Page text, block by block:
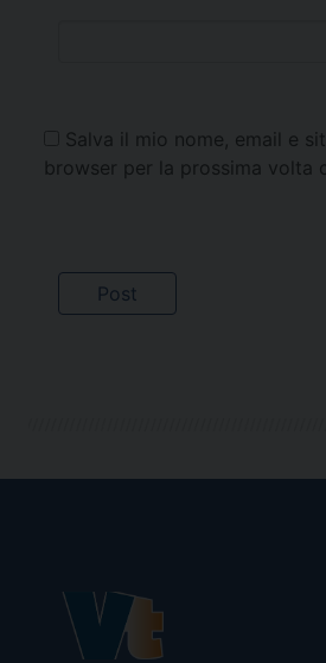
Salva il mio nome, email e
browser per la prossima volta